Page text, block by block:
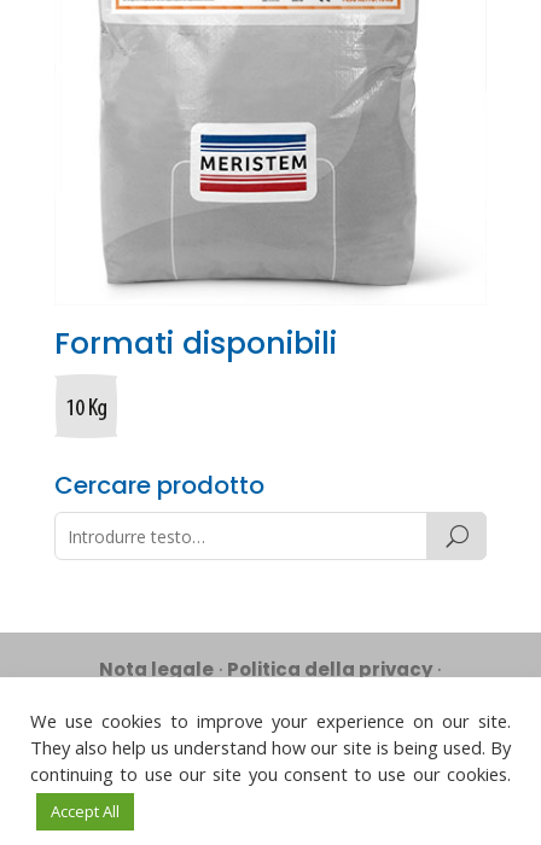
Cercare prodotto
Formati disponibili
Nota legale · Politica della privacy·
   
© Químicas Meristem, S.L. · Web design:
We use cookies to improve your experience on our site.
They also help us understand how our site is being used. By
continuing to use our site you consent to use our cookies.
Accept All